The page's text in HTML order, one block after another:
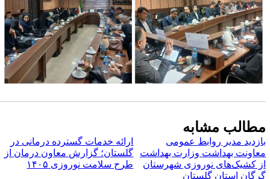
مشابه
مدیر روابط عمومی
بهداشت وزارت بهداشت
کشیک‌های نوروزی شهرستان
استان گلستان
ارائه خدمات گسترده درمانی در
گلستان؛ گزارش معاون درمان از
طرح سلامت نوروزی ۱۴۰۵